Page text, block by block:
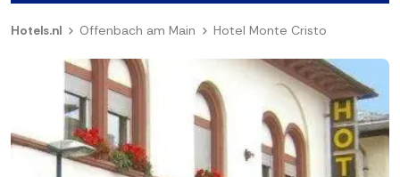
Hotels.nl Offenbach am Main Hotel Monte Cristo